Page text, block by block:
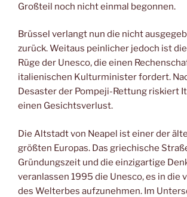
Großteil noch nicht einmal begonnen.
Brüssel verlangt nun die nicht
zurück. Weitaus peinlicher jedoch ist
Rüge der Unesco, die einen
italienischen Kulturminister fordert.
Desaster der Pompeji-Rettung riskiert
einen Gesichtsverlust.
Die Altstadt von Neapel ist einer der
größten Europas. Das griechische
Gründungszeit und die einzigartige
veranlassen 1995 die Unesco, es in die
des Welterbes aufzunehmen. Im